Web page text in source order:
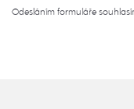
Odesláním formuláře